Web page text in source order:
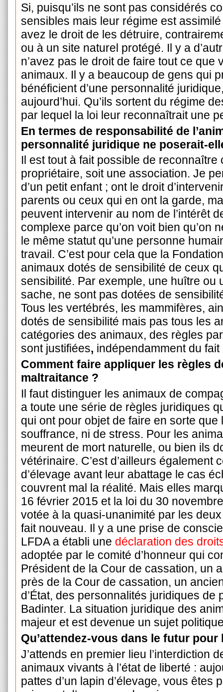
Si, puisqu’ils ne sont pas considérés
sensibles mais leur régime est
avez le droit de les détruire,
ou à un site naturel protégé. Il y a
n’avez pas le droit de faire tout ce
animaux. Il y a beaucoup de gens qui
bénéficient d’une personnalité
aujourd’hui. Qu’ils sortent du régime
par lequel la loi leur reconnaîtrait une
En termes de responsabilité de
personnalité juridique ne poserait-
Il est tout à fait possible de
propriétaire, soit une association. Je
d’un petit enfant ; ont le droit
parents ou ceux qui en ont la garde,
peuvent intervenir au nom de l’intérêt
complexe parce qu’on voit bien qu’on
le même statut qu’une personne
travail. C’est pour cela que la
animaux dotés de sensibilité de ceux
sensibilité. Par exemple, une huître ou
sache, ne sont pas dotées de
Tous les vertébrés, les mammifères,
dotés de sensibilité mais pas tous les
catégories des animaux, des règles
sont justifiées, indépendamment du
Comment faire appliquer les règles
maltraitance ?
Il faut distinguer les animaux de
a toute une série de règles juridiques
qui ont pour objet de faire en sorte que
souffrance, ni de stress. Pour les
meurent de mort naturelle, ou bien ils
vétérinaire. C’est d’ailleurs également
d’élevage avant leur abattage le cas
couvrent mal la réalité. Mais elles
16 février 2015 et la loi du 30
votée à la quasi-unanimité par les
fait nouveau. Il y a une prise de
LFDA a établi une déclaration des
adoptée par le comité d’honneur qui
Président de la Cour de cassation, un
près de la Cour de cassation, un
d’État, des personnalités juridiques de
Badinter. La situation juridique des
majeur et est devenue un sujet
Qu’attendez-vous dans le futur pour
J’attends en premier lieu l’interdiction
animaux vivants à l’état de liberté :
pattes d’un lapin d’élevage, vous êtes